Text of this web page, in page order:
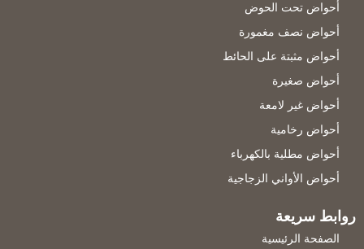
أحواض تحت الحوض
أحواض نصف مغمورة
أحواض مثبتة على الحائط
أحواض صغيرة
أحواض غير لامعة
أحواض رخامية
أحواض مطلية بالكهرباء
أحواض الأواني الزجاجية
روابط سريعة
الصفحة الرئيسية